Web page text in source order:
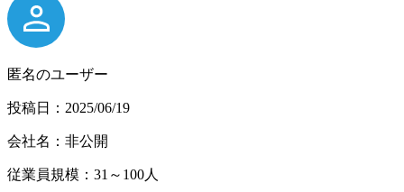
匿名のユーザー
投稿日：2025/06/19
会社名：非公開
従業員規模：31～100人